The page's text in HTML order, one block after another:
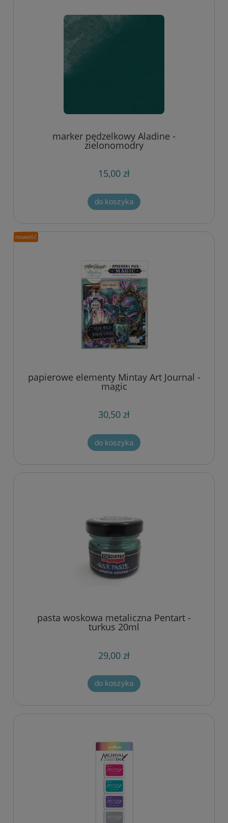
marker pędzelkowy Aladine -
zielonomodry
15,00 zł
do koszyka
papierowe elementy Mintay Art Journal -
magic
30,50 zł
do koszyka
nowość
pasta woskowa metaliczna Pentart -
turkus 20ml
29,00 zł
do koszyka